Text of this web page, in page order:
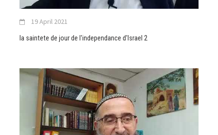
19 April 2021
la saintete de jour de l'independance d'Israel 2